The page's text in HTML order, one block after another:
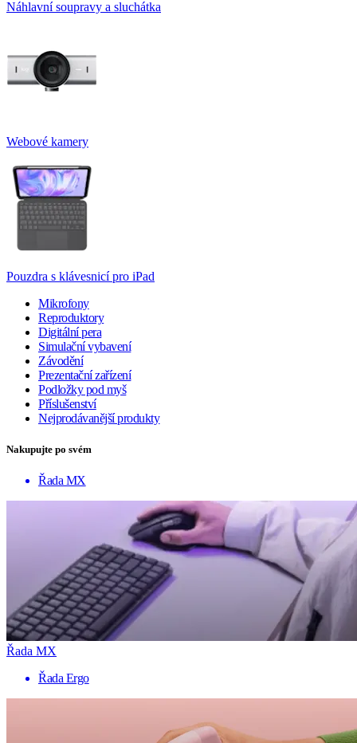
Náhlavní soupravy a sluchátka
Webové kamery
Pouzdra s klávesnicí pro iPad
Mikrofony
Reproduktory
Digitální pera
Simulační vybavení
Závodění
Prezentační zařízení
Podložky pod myš
Příslušenství
Nejprodávanější produkty
Nakupujte po svém
Řada MX
Řada MX
Řada Ergo